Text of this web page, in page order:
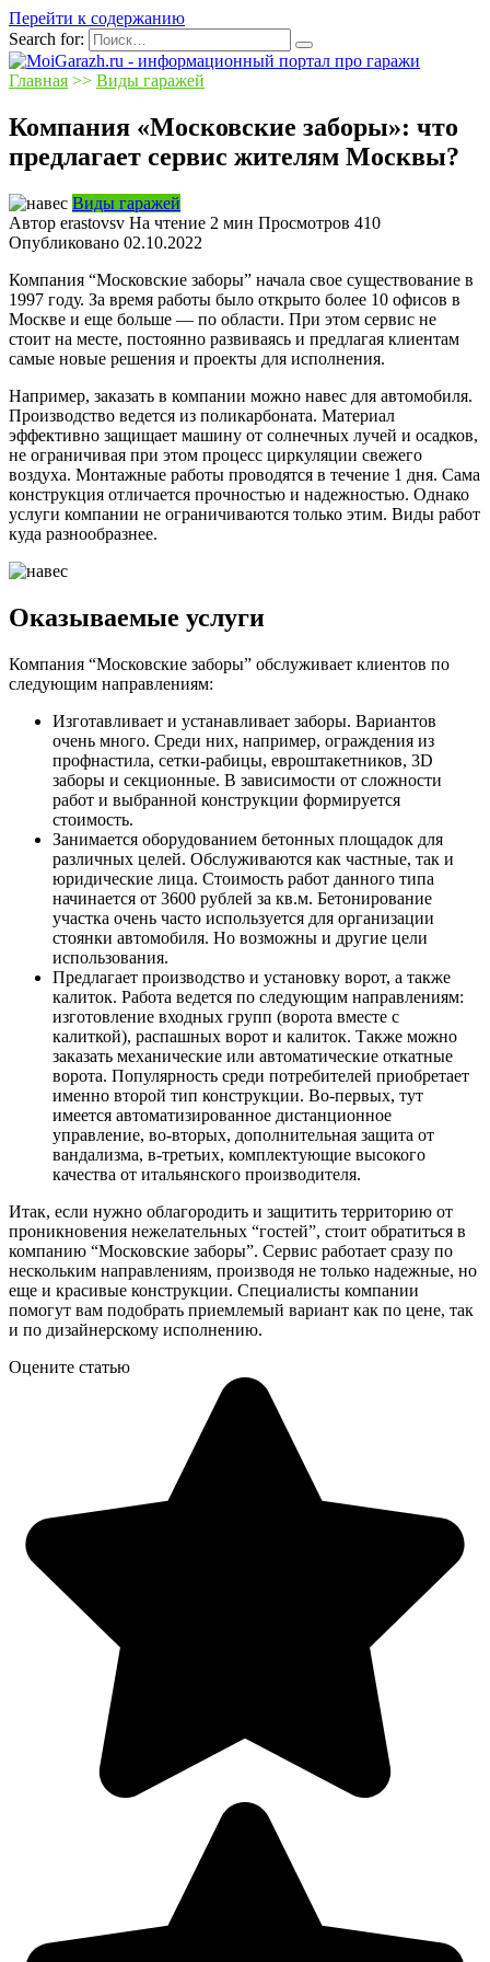
Перейти к содержанию
Search for:
Главная >> Виды гаражей
Компания «Московские заборы»: что
предлагает сервис жителям Москвы?
Виды гаражей
Автор erastovsv На чтение 2 мин Просмотров 410
Опубликовано 02.10.2022
Компания “Московские заборы” начала свое существование в
1997 году. За время работы было открыто более 10 офисов в
Москве и еще больше — по области. При этом сервис не
стоит на месте, постоянно развиваясь и предлагая клиентам
самые новые решения и проекты для исполнения.
Например, заказать в компании можно навес для автомобиля.
Производство ведется из поликарбоната. Материал
эффективно защищает машину от солнечных лучей и осадков,
не ограничивая при этом процесс циркуляции свежего
воздуха. Монтажные работы проводятся в течение 1 дня. Сама
конструкция отличается прочностью и надежностью. Однако
услуги компании не ограничиваются только этим. Виды работ
куда разнообразнее.
Оказываемые услуги
Компания “Московские заборы” обслуживает клиентов по
следующим направлениям:
Изготавливает и устанавливает заборы. Вариантов
очень много. Среди них, например, ограждения из
профнастила, сетки-рабицы, евроштакетников, 3D
заборы и секционные. В зависимости от сложности
работ и выбранной конструкции формируется
стоимость.
Занимается оборудованием бетонных площадок для
различных целей. Обслуживаются как частные, так и
юридические лица. Стоимость работ данного типа
начинается от 3600 рублей за кв.м. Бетонирование
участка очень часто используется для организации
стоянки автомобиля. Но возможны и другие цели
использования.
Предлагает производство и установку ворот, а также
калиток. Работа ведется по следующим направлениям:
изготовление входных групп (ворота вместе с
калиткой), распашных ворот и калиток. Также можно
заказать механические или автоматические откатные
ворота. Популярность среди потребителей приобретает
именно второй тип конструкции. Во-первых, тут
имеется автоматизированное дистанционное
управление, во-вторых, дополнительная защита от
вандализма, в-третьих, комплектующие высокого
качества от итальянского производителя.
Итак, если нужно облагородить и защитить территорию от
проникновения нежелательных “гостей”, стоит обратиться в
компанию “Московские заборы”. Сервис работает сразу по
нескольким направлениям, производя не только надежные, но
еще и красивые конструкции. Специалисты компании
помогут вам подобрать приемлемый вариант как по цене, так
и по дизайнерскому исполнению.
Оцените статью